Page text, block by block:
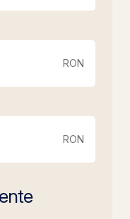
RON
RON